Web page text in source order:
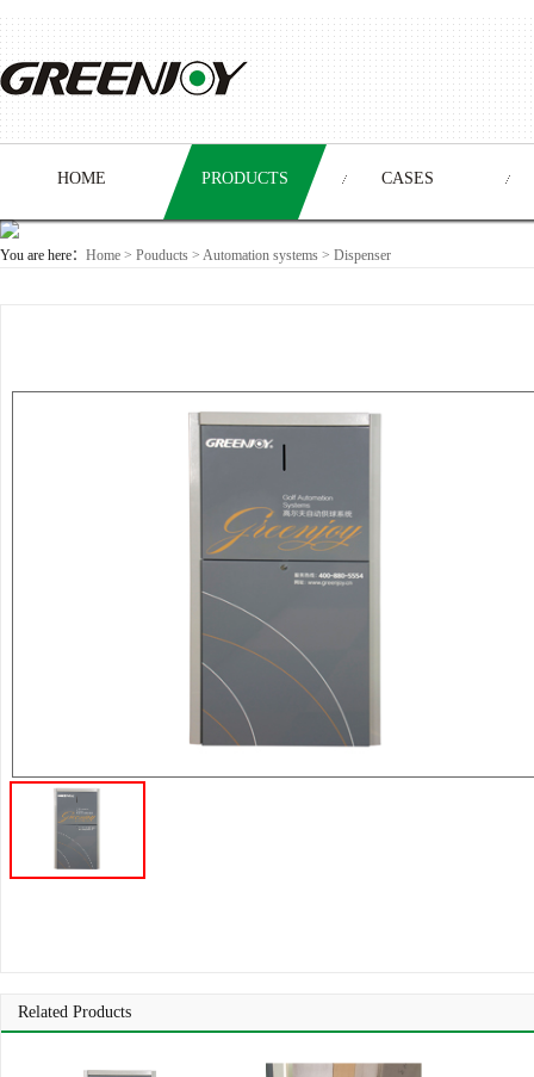
HOME PRODUCTS CASES
You are here： Home > Pouducts > Automation systems > Dispenser
Related Products